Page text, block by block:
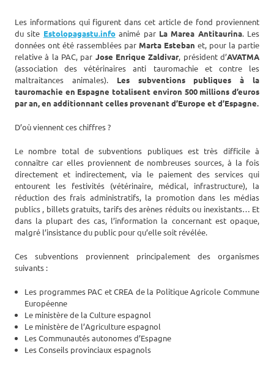
Les informations qui figurent dans cet article de fond proviennent
du site Estolopagastu.infoanimé par La Marea Antitaurina. Les
données ont été rassemblées par Marta Esteban et, pour la partie
relative à la PAC, par Jose Enrique Zaldivar, président d’AVATMA
(association des vétérinaires anti tauromachie et contre les
maltraitances animales). Les subventions publiques à la
tauromachie en Espagne totalisent environ 500 millions d’euros
par an,en additionnant celles provenant d’Europe et d’Espagne.
D’où viennent ces chiffres ?
Le nombre total de subventions publiques est très difficile à
connaître car elles proviennent de nombreuses sources, à la fois
directement et indirectement, via le paiement des services qui
entourent les festivités (vétérinaire, médical, infrastructure), la
réduction des frais administratifs, la promotion dans les médias
publics , billets gratuits, tarifs des arènes réduits ou inexistants… Et
dans la plupart des cas, l’information la concernant est opaque,
malgré l’insistance du public pour qu’elle soit révélée.
Ces subventions proviennent principalement des organismes
suivants :
Les programmes PAC et CREA de la Politique Agricole Commune
Européenne
Le ministère de la Culture espagnol
Le ministère de l’Agriculture espagnol
Les Communautés autonomes d’Espagne
Les Conseils provinciaux espagnols